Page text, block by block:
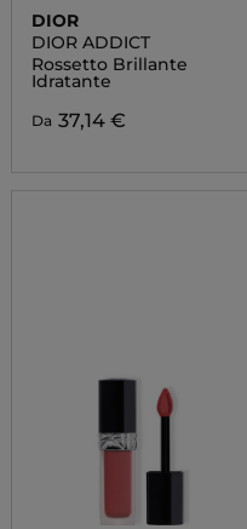
DIOR
DIOR ADDICT
Rossetto Brillante
Idratante
Da 37,14 €